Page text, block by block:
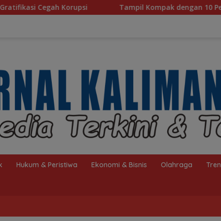
Tampil Kompak dengan 10 Personel, Paduan Suara
Hukum & Peristiwa Ekonomi & Bisnis Olahraga